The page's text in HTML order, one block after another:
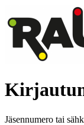
Jäsennumero tai